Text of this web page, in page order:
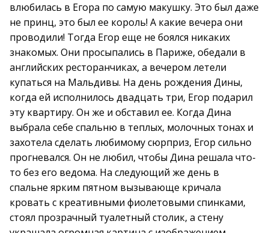
влюбилась в Егора по самую макушку. Это был даже
не принц, это был ее король! А какие вечера они
проводили! Тогда Егор еще не боялся никаких
знакомых. Они просыпались в Париже, обедали в
английских ресторанчиках, а вечером летели
купаться на Мальдивы. На день рождения Дины,
когда ей исполнилось двадцать три, Егор подарил
эту квартиру. Он же и обставил ее. Когда Дина
выбрала себе спальню в теплых, молочных тонах и
захотела сделать любимому сюрприз, Егор сильно
прогневался. Он не любил, чтобы Дина решала что-
то без его ведома. На следующий же день в
спальне ярким пятном вызывающе кричала
кровать с креативными фиолетовыми спинками,
стоял прозрачный туалетный столик, а стену